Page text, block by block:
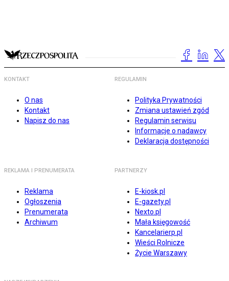
KONTAKT
O nas
Kontakt
Napisz do nas
REGULAMIN
Polityka Prywatności
Zmiana ustawień zgód
Regulamin serwisu
Informacje o nadawcy
Deklaracja dostępności
REKLAMA I PRENUMERATA
Reklama
Ogłoszenia
Prenumerata
Archiwum
PARTNERZY
E-kiosk.pl
E-gazety.pl
Nexto.pl
Mała księgowość
Kancelarierp.pl
Wieści Rolnicze
Życie Warszawy